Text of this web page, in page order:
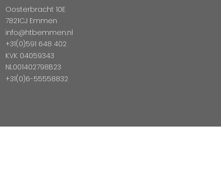
Oosterbracht 10E
7821CJ Emmen
info@htbemmen.nl
+31(0)591 648 402
KVK 04059343
NL001402798B23
+31(0)6-55558832